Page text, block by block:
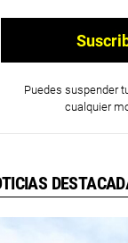
Puedes suspender
cualquier